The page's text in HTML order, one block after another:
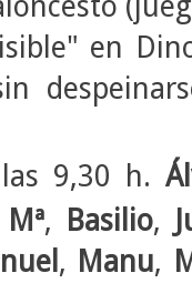
en
9,30 h.
Mª, Basilio,
, Manu,